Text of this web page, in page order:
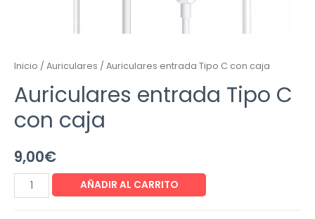
Inicio / Auriculares / Auriculares entrada Tipo C con caja
Auriculares entrada Tipo C
con caja
9,00€
AÑADIR AL CARRITO